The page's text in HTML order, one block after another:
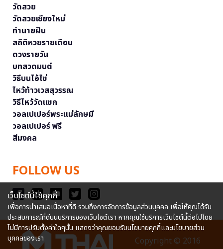
วัดสวย
วัดสวยเชียงใหม่
ทำนายฝัน
สถิติหวยรายเดือน
ดวงรายวัน
บทสวดมนต์
วิธีบนไอ้ไข่
ไหว้ท้าวเวสสุวรรณ
วิธีไหว้วัดแขก
วอลเปเปอร์พระแม่ลักษมี
วอลเปเปอร์ ฟรี
สีมงคล
FOLLOW US
Copyright © 2016
เว็บไซต์นี้ใช้คุกกี้
เพื่อการนำเสนอเนื้อหาที่ดี รวมถึงการจัดการข้อมูลส่วนบุคคล เพื่อให้คุณได้รับ
ประสบการณ์ที่ดีบนบริการของเว็บไซต์เรา หากคุณใช้บริการเว็บไซต์นี้ต่อไปโดย
ไม่มีการปรับตั้งค่าใดๆนั้น แสดงว่าคุณยอมรับนโยบายคุกกี้และนโยบายส่วน
บุคคลของเรา